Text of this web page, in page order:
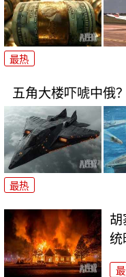
最热
五角大楼吓唬中俄
最热
胡
统